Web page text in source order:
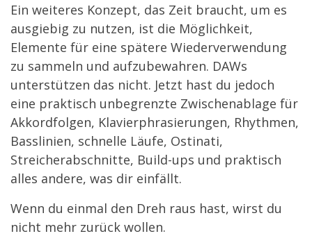
Ein weiteres Konzept, das Zeit braucht, um es
ausgiebig zu nutzen, ist die Möglichkeit,
Elemente für eine spätere Wiederverwendung
zu sammeln und aufzubewahren. DAWs
unterstützen das nicht. Jetzt hast du jedoch
eine praktisch unbegrenzte Zwischenablage für
Akkordfolgen, Klavierphrasierungen, Rhythmen,
Basslinien, schnelle Läufe, Ostinati,
Streicherabschnitte, Build-ups und praktisch
alles andere, was dir einfällt.
Wenn du einmal den Dreh raus hast, wirst du
nicht mehr zurück wollen.